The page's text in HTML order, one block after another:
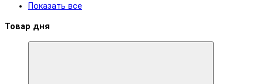
Показать все
Товар дня